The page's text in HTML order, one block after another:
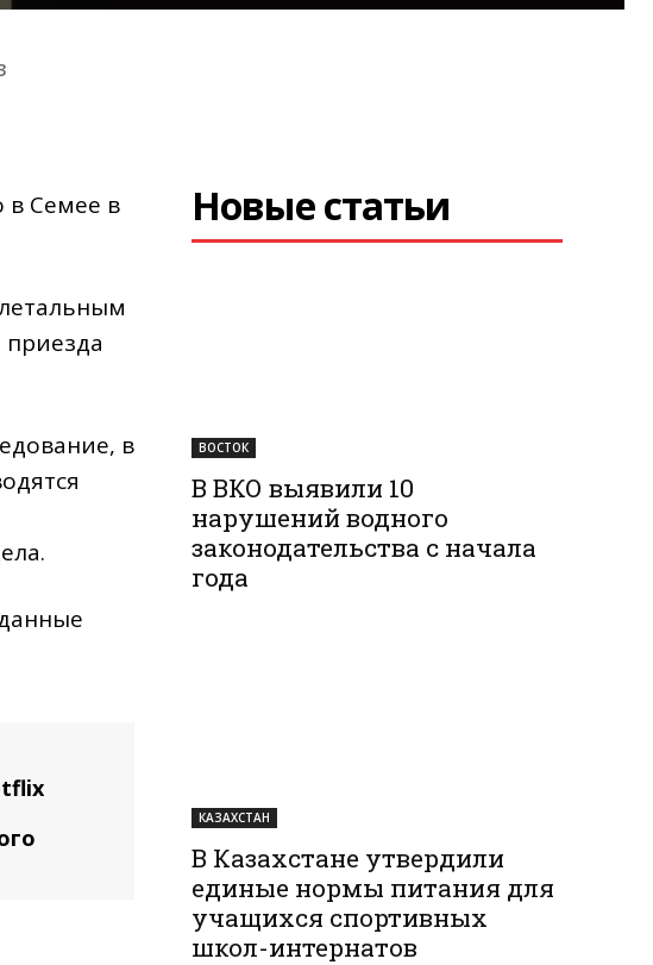
в Семее в
в
Новые статьи
ВОСТОК
В ВКО выявили 10
нарушений водного
законодательства с начала
года
КАЗАХСТАН
В Казахстане утвердили
единые нормы питания для
учащихся спортивных
школ-интернатов